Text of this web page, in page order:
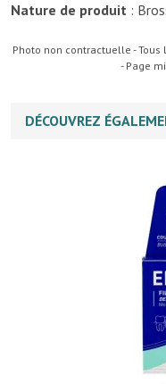
Nature de produit :
Photo non contractuelle -
- Page
DÉCOUVREZ